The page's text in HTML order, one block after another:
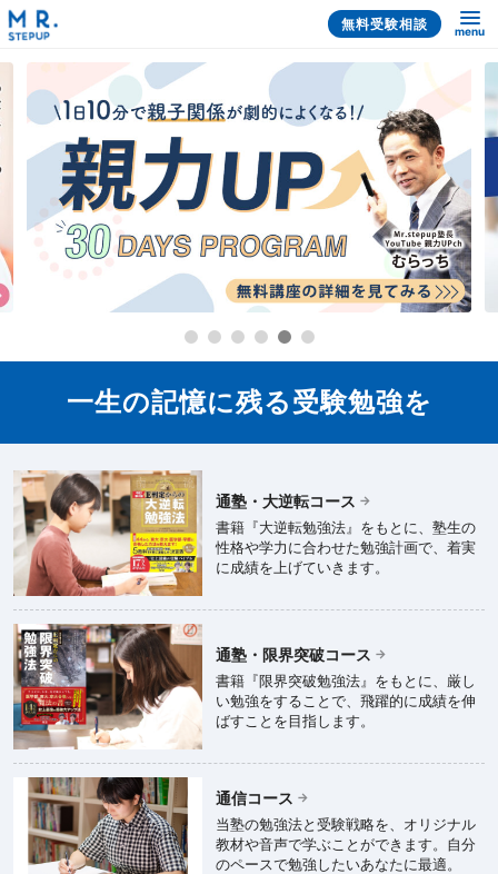
無料受験相談 menu
一生の記憶に残る受験勉強を
通塾・大逆転コース
書籍『大逆転勉強法』をもとに、塾生の
性格や学力に合わせた勉強計画で、着実
に成績を上げていきます。
通塾・限界突破コース
書籍『限界突破勉強法』をもとに、厳し
い勉強をすることで、飛躍的に成績を伸
ばすことを目指します。
通信コース
当塾の勉強法と受験戦略を、オリジナル
教材や音声で学ぶことができます。自分
のペースで勉強したいあなたに最適。